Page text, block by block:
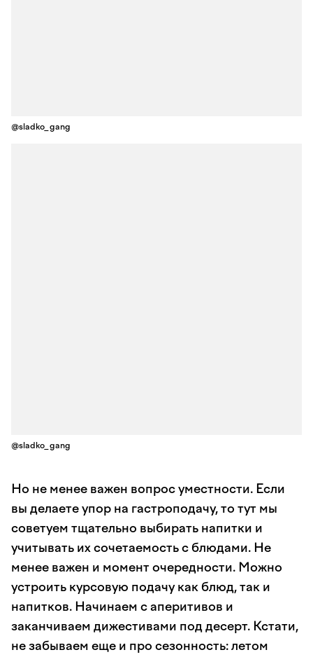
@sladko_gang
@sladko_gang
Но не менее важен вопрос уместности. Если
вы делаете упор на гастроподачу, то тут мы
советуем тщательно выбирать напитки и
учитывать их сочетаемость с блюдами. Не
менее важен и момент очередности. Можно
устроить курсовую подачу как блюд, так и
напитков. Начинаем с аперитивов и
заканчиваем дижестивами под десерт. Кстати,
не забываем еще и про сезонность: летом